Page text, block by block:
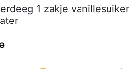
1 zakje vanillesuiker